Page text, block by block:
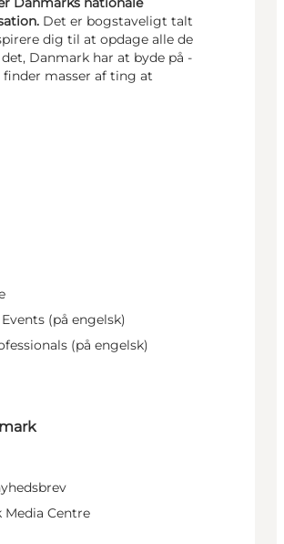
Det er bogstaveligt talt
dig til at opdage alle de
Danmark har at byde på -
finder masser af ting at
(på engelsk)
(på engelsk)
Media Centre